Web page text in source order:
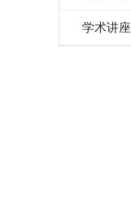
学术讲座